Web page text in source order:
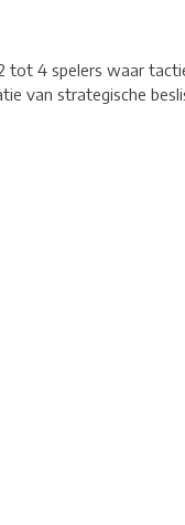
tot 4 spelers waar
van strategische